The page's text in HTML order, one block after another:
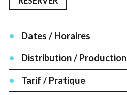
Dates / Horaires
Distribution / Production
Tarif / Pratique